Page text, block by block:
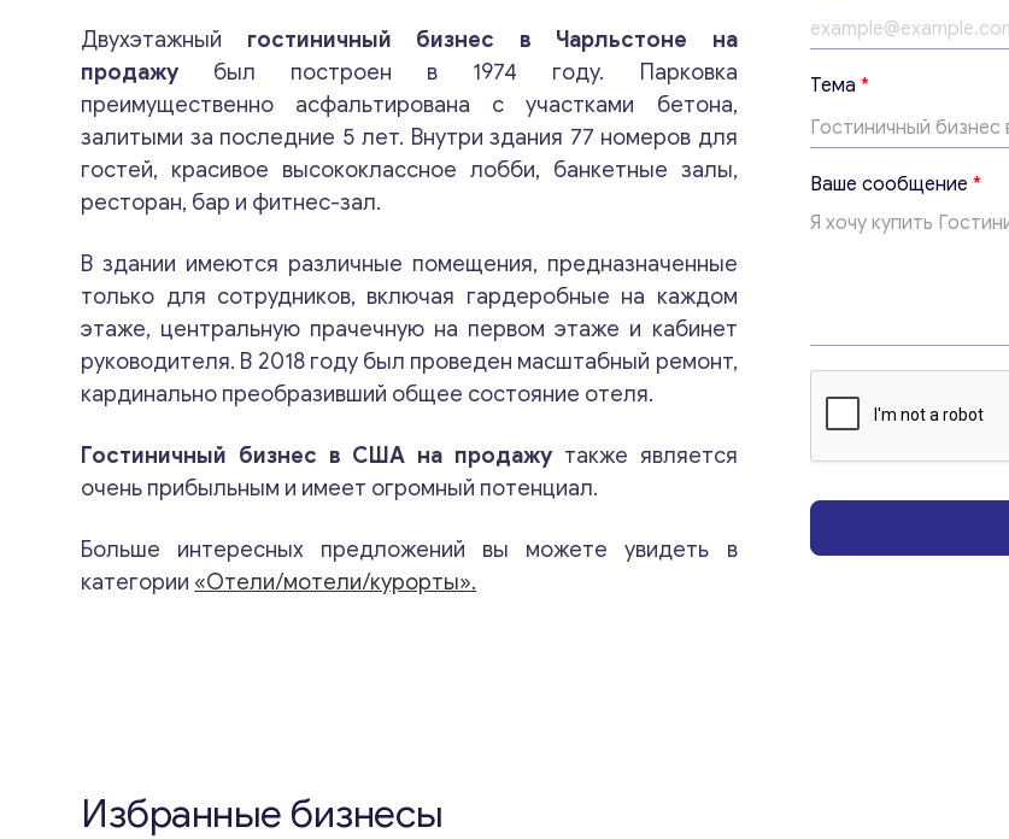
Консультация
Отправьте нам запрос, и мы свяжемся с
ближайшее время.
Двухэтажный гостиничный бизнес в Чарльстоне на
продажу был построен в 1974 году. Парковка
преимущественно асфальтирована с участками бетона,
залитыми за последние 5 лет. Внутри здания 77 номеров для
гостей, красивое высококлассное лобби, банкетные залы,
ресторан, бар и фитнес-зал.
В здании имеются различные помещения, предназначенные
только для сотрудников, включая гардеробные на каждом
этаже, центральную прачечную на первом этаже и кабинет
руководителя. В 2018 году был проведен масштабный ремонт,
кардинально преобразивший общее состояние отеля.
Гостиничный бизнес в США на продажу также является
очень прибыльным и имеет огромный потенциал.
Больше интересных предложений вы можете увидеть в
категории «Отели/мотели/курорты».
*
*
Т
е
м
а
Тема *
Ваше сообщение *
Избранные бизнесы